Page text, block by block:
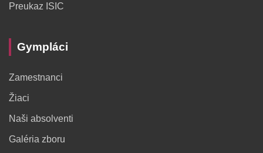
Preukaz ISIC
Gympláci
Zamestnanci
Žiaci
Naši absolventi
Galéria zboru